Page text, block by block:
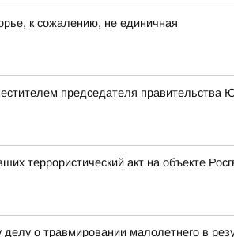
к сожалению, не единичная
председателя правительства
террористический акт на объекте
о травмировании малолетнего в